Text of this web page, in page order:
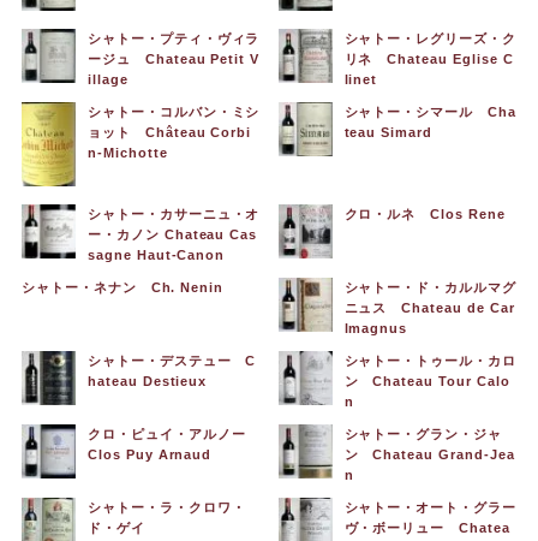
シャトー・プティ・ヴィラ
ージュ Chateau Petit V
illage
シャトー・レグリーズ・ク
リネ Chateau Eglise C
linet
シャトー・コルバン・ミシ
ョット Château Corbi
n-Michotte
シャトー・シマール Cha
teau Simard
シャトー・カサーニュ・オ
ー・カノン Chateau Cas
sagne Haut-Canon
クロ・ルネ Clos Rene
シャトー・ネナン Ch. Nenin
シャトー・ド・カルルマグ
ニュス Chateau de Car
lmagnus
シャトー・デステュー C
hateau Destieux
シャトー・トゥール・カロ
ン Chateau Tour Calo
n
クロ・ピュイ・アルノー
Clos Puy Arnaud
シャトー・グラン・ジャ
ン Chateau Grand-Jea
n
シャトー・ラ・クロワ・
ド・ゲイ
シャトー・オート・グラー
ヴ・ボーリュー Chatea